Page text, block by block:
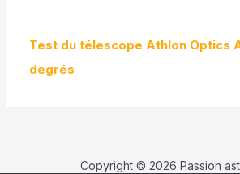
Test du télescope Athlon Optics
degrés
Copyright © 2026 Passion